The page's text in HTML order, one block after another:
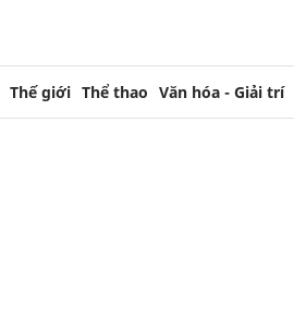
Thế giới Thể thao Văn hóa - Giải trí